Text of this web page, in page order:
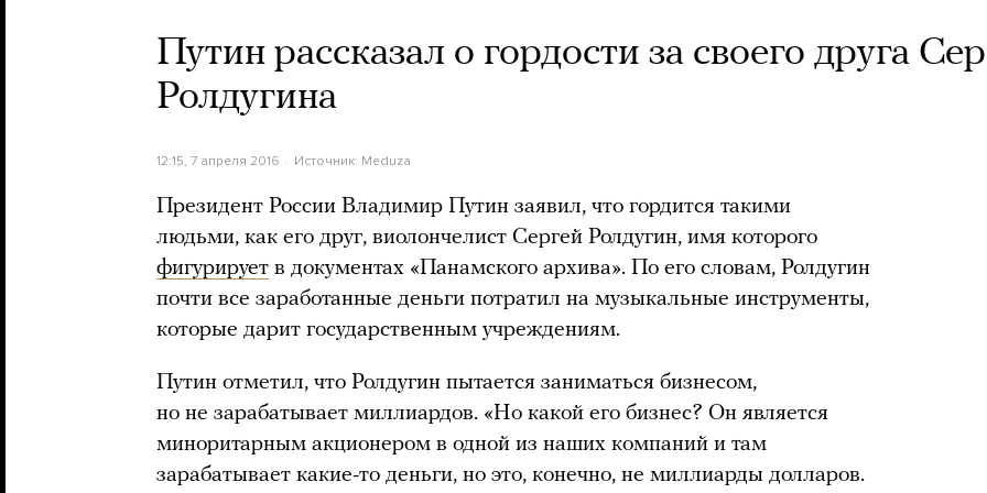
Путин рассказал о гордости за своего друга
Ролдугина
12:15, 7 апреля 2016 Источник: Meduza
Президент России Владимир Путин заявил, что гордится такими
людьми, как его друг, виолончелист Сергей Ролдугин, имя которого
фигурирует в документах «Панамского архива». По его словам, Ролдугин
почти все заработанные деньги потратил на музыкальные инструменты,
которые дарит государственным учреждениям.
Путин отметил, что Ролдугин пытается заниматься бизнесом,
но не зарабатывает миллиардов. «Но какой его бизнес? Он является
миноритарным акционером в одной из наших компаний и там
зарабатывает какие-то деньги, но это, конечно, не миллиарды долларов.